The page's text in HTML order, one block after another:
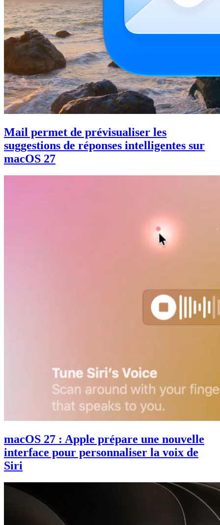
Mail permet de prévisualiser les
suggestions de réponses intelligentes sur
macOS 27
macOS 27 : Apple prépare une nouvelle
interface pour personnaliser la voix de
Siri